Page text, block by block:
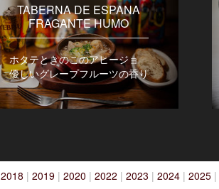
TABERNA DE ESPANA
FRAGANTE HUMO
ホタテときのこのアヒージョ
優しいグレープフルーツの香り
2018 | 2019 | 2020 | 2022 | 2023 | 2024 | 2025 |